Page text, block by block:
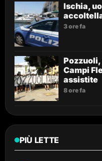
Ischia,
3 ore fa
Campi
assistite
8 ore fa
PIÙ LETTE